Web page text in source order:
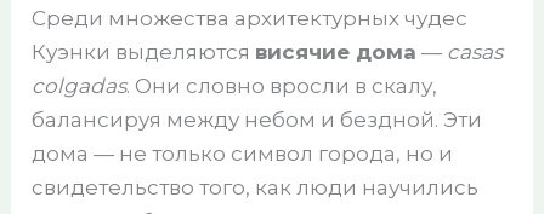
Среди множества архитектурных чудес
Куэнки выделяются висячие дома — casas
colgadas. Они словно вросли в скалу,
балансируя между небом и бездной. Эти
дома — не только символ города, но и
свидетельство того, как люди научились